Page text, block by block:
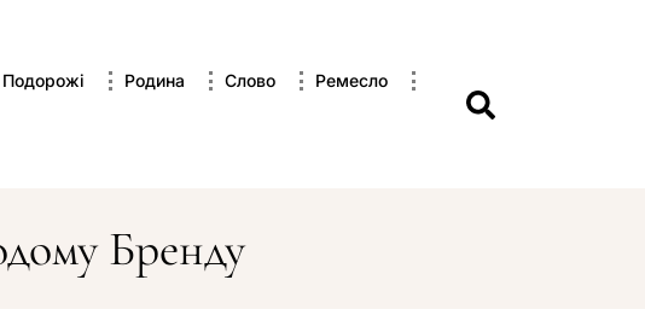
Подорожі Родина Слово Ремесло
Бренду